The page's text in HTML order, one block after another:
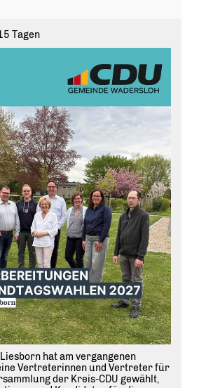
Tagen
hat am vergangenen
Vertreterinnen und Vertreter für
der Kreis-CDU gewählt,